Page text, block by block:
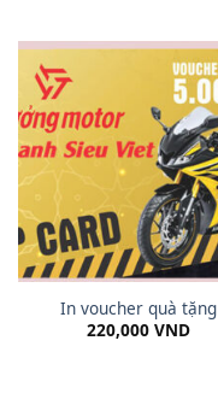
In voucher quà tặng
220,000 VND